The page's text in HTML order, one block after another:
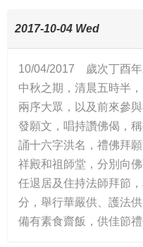
2017-10-04 Wed
10/04/2017 歲次丁酉年
中秋之期，清晨五時半
兩序大眾，以及前來參
發願文，唱持讚佛偈，
誦十六字洪名，禮佛拜
祥殿和祖師堂，分別向
任退居及住持法師拜節
分，舉行華嚴供、護法
備有素食齋飯，供佳節